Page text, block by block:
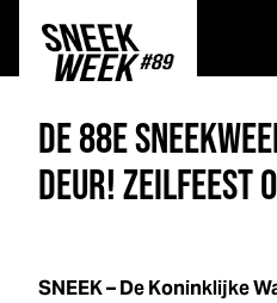
DE 88ESNEEK
DEUR! ZEILFEEST
SNEEK – De Koninklijke